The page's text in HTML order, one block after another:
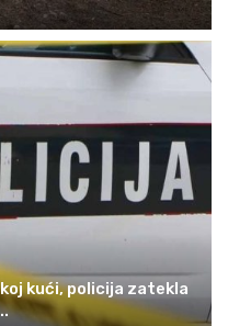
kući, policija zatekla